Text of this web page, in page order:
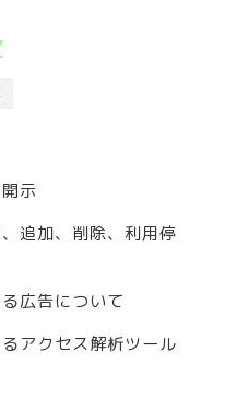
示
追加、削除、利用停
広告について
アクセス解析ツール